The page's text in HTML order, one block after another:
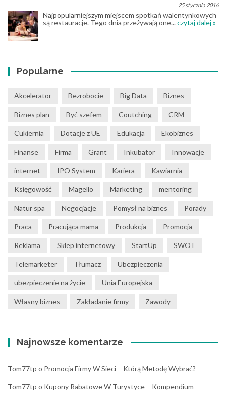
25 stycznia 2016
Najpopularniejszym miejscem spotkań walentynkowych
są restauracje. Tego dnia przeżywają one...czytaj dalej »
Popularne
Akcelerator Bezrobocie Big Data Biznes
Biznes plan Być szefem Coutching CRM
Cukiernia Dotacje z UE Edukacja Ekobiznes
Finanse Firma Grant Inkubator Innowacje
internet IPO System Kariera Kawiarnia
Księgowość Magello Marketing mentoring
Natur spa Negocjacje Pomysł na biznes Porady
Praca Pracująca mama Produkcja Promocja
Reklama Sklep internetowy StartUp SWOT
Telemarketer Tłumacz Ubezpieczenia
ubezpieczenie na życie Unia Europejska
Własny biznes Zakładanie firmy Zawody
Najnowsze komentarze
Tom77tp o Promocja Firmy W Sieci – Którą Metodę Wybrać?
Tom77tp o Kupony Rabatowe W Turystyce – Kompendium